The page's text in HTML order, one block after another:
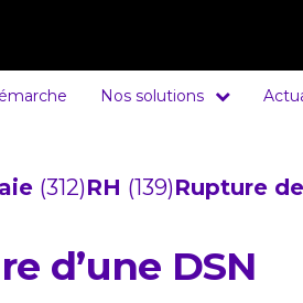
Nos solutions
(312)RH (139)Rupture
d’une DSN